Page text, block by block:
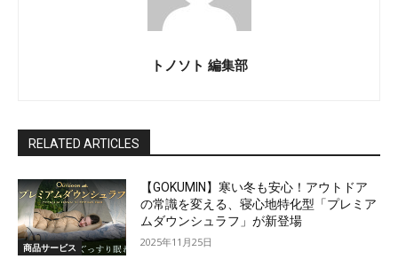
トノソト 編集部
RELATED ARTICLES
商品サービス
【GOKUMIN】寒い冬も安心！アウトドア
の常識を変える、寝心地特化型「プレミア
ムダウンシュラフ」が新登場
2025年11月25日